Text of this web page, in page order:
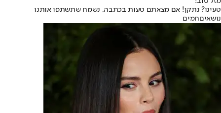
טעינו? נתקן! אם מצאתם טעות בכתבה, נשמח שתשתפו אותנו
נושאיםחמים